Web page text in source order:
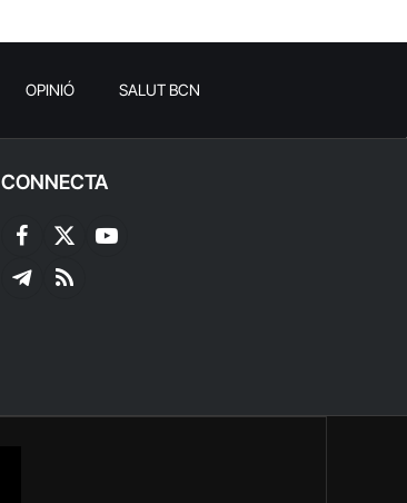
OPINIÓ SALUT BCN
CONNECTA
Facebook
X
(Twitter)
YouTube
TelegramRSS